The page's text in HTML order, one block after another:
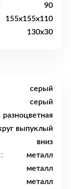
90
155x155x110
130x30
серый
серый
разноцветная
выпуклый
вниз
металл
металл
металл